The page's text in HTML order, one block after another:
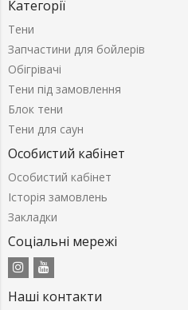
Категорії
Тени
Запчастини для бойлерів
Обігрівачі
Тени під замовлення
Блок тени
Тени для саун
Особистий кабінет
Особистий кабінет
Історія замовлень
Закладки
Соціальні мережі
Наші контакти